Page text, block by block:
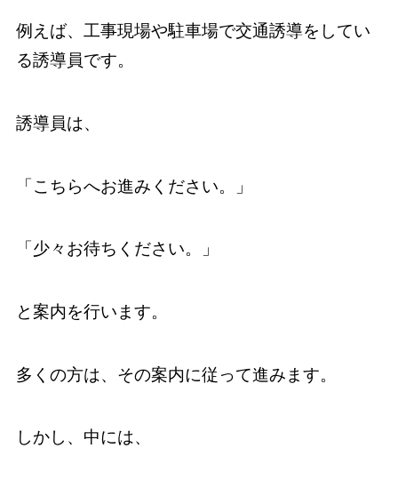
例えば、工事現場や駐車場で交通誘導をしてい
る誘導員です。
誘導員は、
「こちらへお進みください。」
「少々お待ちください。」
と案内を行います。
多くの方は、その案内に従って進みます。
しかし、中には、